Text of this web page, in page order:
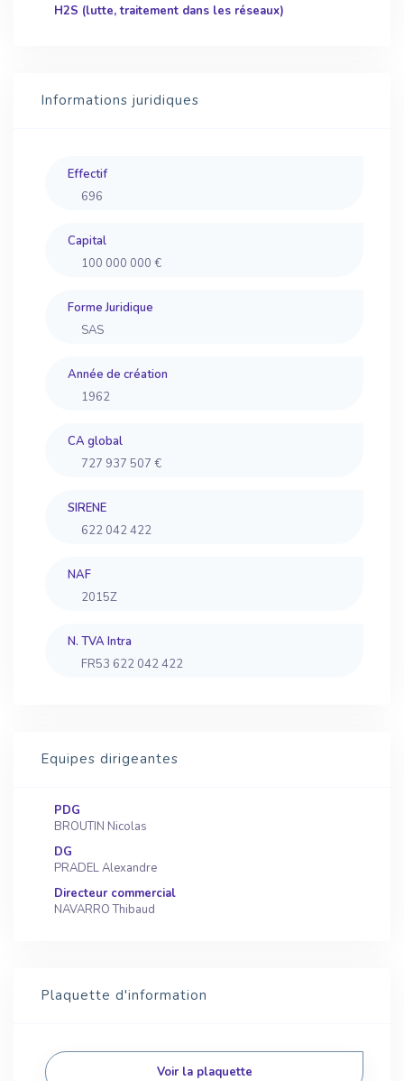
H2S (lutte, traitement dans les réseaux)
Informations juridiques
Effectif
696
Capital
100 000 000 €
Forme Juridique
SAS
Année de création
1962
CA global
727 937 507 €
SIRENE
622 042 422
NAF
2015Z
N. TVA Intra
FR53 622 042 422
Equipes dirigeantes
PDG
BROUTIN Nicolas
DG
PRADEL Alexandre
Directeur commercial
NAVARRO Thibaud
Plaquette d'information
Voir la plaquette